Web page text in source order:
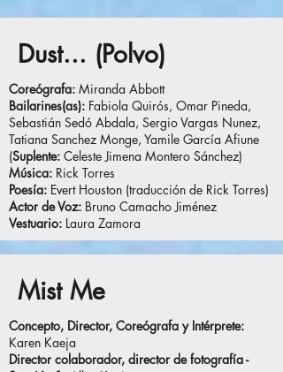
Dust... (Polvo)
Coreógrafa: Miranda Abbott
Bailarines(as): Fabiola Quirós, Omar Pineda,
Sebastián Sedó Abdala, Sergio Vargas Nunez,
Tatiana Sanchez Monge, Yamile García Afiune
(Suplente: Celeste Jimena Montero Sánchez)
Música: Rick Torres
Poesía: Evert Houston (traducción de Rick Torres)
Actor de Voz: Bruno Camacho Jiménez
Vestuario: Laura Zamora
Mist Me
Concepto, Director, Coreógrafa y Intérprete:
Karen Kaeja
Director colaborador, director de fotografía -